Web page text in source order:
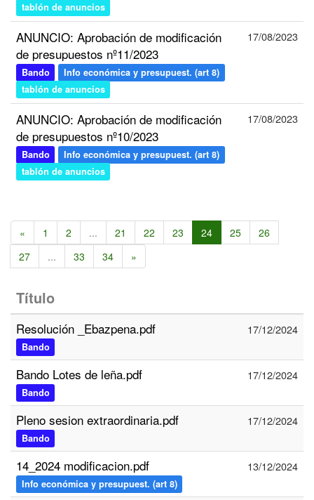
tablón de anuncios
ANUNCIO: Aprobación de modificación
de presupuestos nº11/2023
Bando
Info económica y presupuest. (art 8)
tablón de anuncios
17/08/2023
ANUNCIO: Aprobación de modificación
de presupuestos nº10/2023
Bando
Info económica y presupuest. (art 8)
tablón de anuncios
17/08/2023
« 1 2 ... 21 22 23 24 25
26
27
... 33 34 »
Título
Resolución _Ebazpena.pdf
Bando
17/12/2024
Bando Lotes de leña.pdf
Bando
17/12/2024
Pleno sesion extraordinaria.pdf
Bando
17/12/2024
14_2024 modificacion.pdf
Info económica y presupuest. (art 8)
13/12/2024